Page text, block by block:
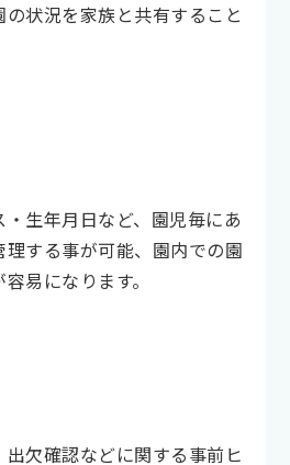
の状況を家族と共有すること
生年月日など、園児毎にあ
理する事が可能、園内での園
易になります。
欠確認などに関する事前ヒ